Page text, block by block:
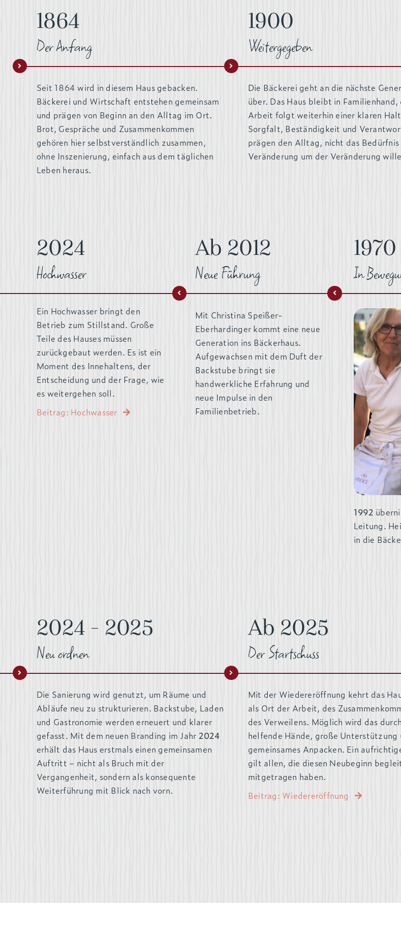
1864
Der Anfang
Seit 1864 wird in diesem Haus gebacken.
Bäckerei und Wirtschaft entstehen gemeinsam
und prägen von Beginn an den Alltag im Ort.
Brot, Gespräche und Zusammenkommen
gehören hier selbstverständlich zusammen,
ohne Inszenierung, einfach aus dem täglichen
Leben heraus.
1900
Weitergegeben
Die Bäckerei geht an die nächste
über. Das Haus bleibt in Familienhand,
Arbeit folgt weiterhin einer klaren
Sorgfalt, Beständigkeit und
prägen den Alltag, nicht das Bedürfnis
Veränderung um der Veränderung
2024
Hochwasser
Ein Hochwasser bringt den
Betrieb zum Stillstand. Große
Teile des Hauses müssen
zurückgebaut werden. Es ist ein
Moment des Innehaltens, der
Entscheidung und der Frage, wie
es weitergehen soll.
Beitrag: Hochwasser
Ab 2012
Neue Führung
Mit Christina Speißer-
Eberhardinger kommt eine neue
Generation ins Bäckerhaus.
Aufgewachsen mit dem Duft der
Backstube bringt sie
handwerkliche Erfahrung und
neue Impulse in den
Familienbetrieb.
In
1992
Leitung.
in die
2024 – 2025
Neu ordnen
Die Sanierung wird genutzt, um Räume und
Abläufe neu zu strukturieren. Backstube, Laden
und Gastronomie werden erneuert und klarer
gefasst. Mit dem neuen Branding im Jahr 2024
erhält das Haus erstmals einen gemeinsamen
Auftritt – nicht als Bruch mit der
Vergangenheit, sondern als konsequente
Weiterführung mit Blick nach vorn.
Ab 2025
Der Startschuss
Mit der Wiedereröffnung kehrt das
als Ort der Arbeit, des
des Verweilens. Möglich wird das
helfende Hände, große Unterstützung
gemeinsames Anpacken. Ein
gilt allen, die diesen Neubeginn
mitgetragen haben.
Beitrag: Wiedereröffnung